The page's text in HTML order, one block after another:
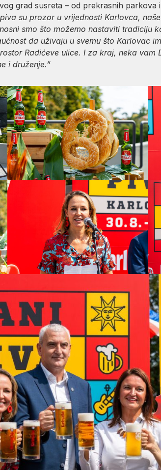
grad susreta – od prekrasnih parkova
su prozor u vrijednosti Karlovca,
smo što možemo nastaviti tradiciju
da uživaju u svemu što Karlovac
Radićeve ulice. I za kraj, neka
i druženje.”